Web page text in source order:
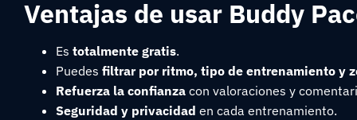
Ventajas de usar Buddy
Es totalmente gratis.
Puedes filtrar por ritmo, tipo de entrenamiento y
Refuerza la confianza con valoraciones y
Seguridad y privacidad en cada entrenamiento.